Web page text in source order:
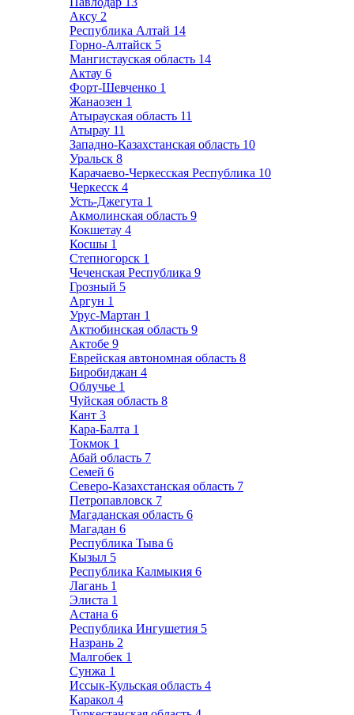
Аксу 2
Республика Алтай 14
Горно-Алтайск 5
Мангистауская область 14
Актау 6
Форт-Шевченко 1
Жанаозен 1
Атырауская область 11
Атырау 11
Западно-Казахстанская область 10
Уральск 8
Карачаево-Черкесская Республика 10
Черкесск 4
Усть-Джегута 1
Акмолинская область 9
Кокшетау 4
Косшы 1
Степногорск 1
Чеченская Республика 9
Грозный 5
Аргун 1
Урус-Мартан 1
Актюбинская область 9
Актобе 9
Еврейская автономная область 8
Биробиджан 4
Облучье 1
Чуйская область 8
Кант 3
Кара-Балта 1
Токмок 1
Абай область 7
Семей 6
Северо-Казахстанская область 7
Петропавловск 7
Магаданская область 6
Магадан 6
Республика Тыва 6
Кызыл 5
Республика Калмыкия 6
Лагань 1
Элиста 1
Астана 6
Республика Ингушетия 5
Назрань 2
Малгобек 1
Сунжа 1
Иссык-Кульская область 4
Каракол 4